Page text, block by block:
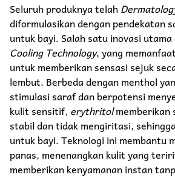
Seluruh produknya telah
diformulasikan dengan pendekatan
untuk bayi. Salah satu inovasi utama
Cooling Technology, yang
untuk memberikan sensasi sejuk
lembut. Berbeda dengan menthol
stimulasi saraf dan berpotensi
kulit sensitif, erythritolmemberikan
stabil dan tidak mengiritasi,
untuk bayi. Teknologi ini membantu
panas, menenangkan kulit yang
memberikan kenyamanan instan